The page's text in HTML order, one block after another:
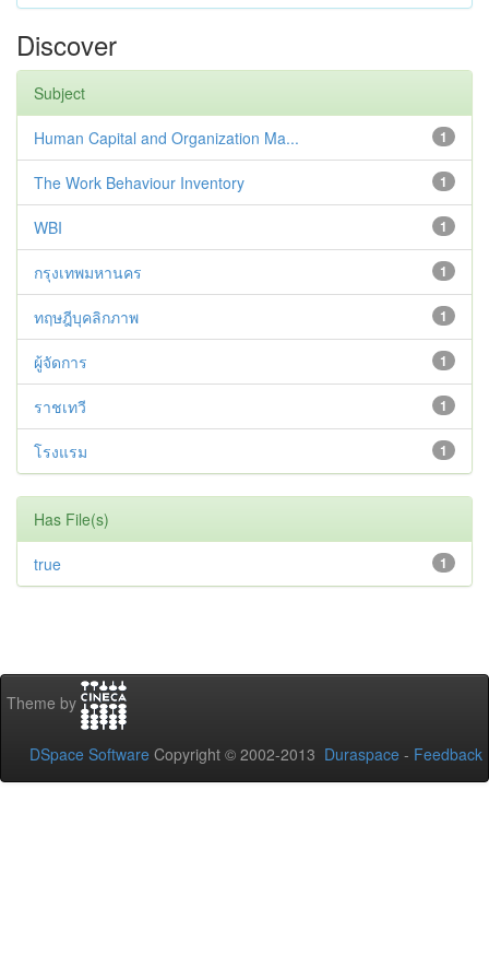
Discover
Subject
1
Human Capital and Organization Ma...
1
The Work Behaviour Inventory
1
WBI
1
กรุงเทพมหานคร
1
ทฤษฎีบุคลิกภาพ
1
ผู้จัดการ
1
ราชเทวี
1
โรงแรม
Has File(s)
1
true
Theme by
DSpace Software Copyright © 2002-2013 Duraspace - Feedback